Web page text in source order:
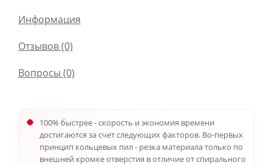
Информация
Отзывов (0)
Вопросы (0)
100% быстрее - скорость и экономия времени
достигаются за счет следующих факторов. Во-первых
принцип кольцевых пил - резка материала только по
внешней кромке отверстия в отличие от спирального